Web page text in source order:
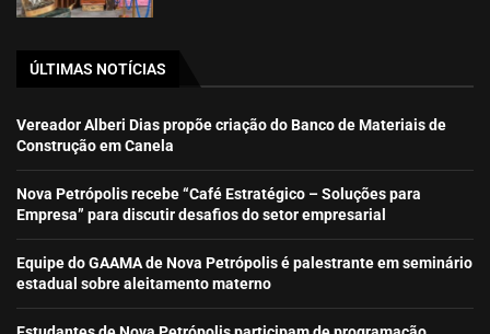
ÚLTIMAS NOTÍCIAS
Vereador Alberi Dias propõe criação do Banco de Materiais de
Construção em Canela
Nova Petrópolis recebe “Café Estratégico – Soluções para
Empresa” para discutir desafios do setor empresarial
Equipe do GAAMA de Nova Petrópolis é palestrante em seminário
estadual sobre aleitamento materno